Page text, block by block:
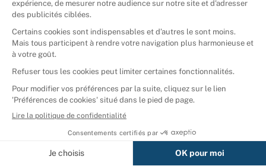
Afficher tous les résultats
Ammareal © 2026